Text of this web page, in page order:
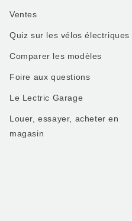
Ventes
Quiz sur les vélos électriques
Comparer les modèles
Foire aux questions
Le Lectric Garage
Louer, essayer, acheter en
magasin